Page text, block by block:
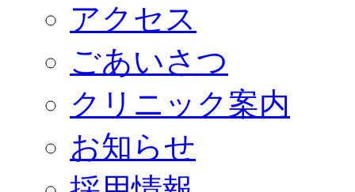
アクセス
ごあいさつ
クリニック案内
お知らせ